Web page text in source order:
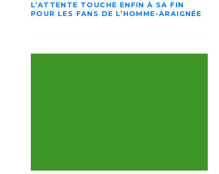
L’ATTENTE TOUCHE ENFIN À SA FIN
POUR LES FANS DE L’HOMME-ARAIGNÉE